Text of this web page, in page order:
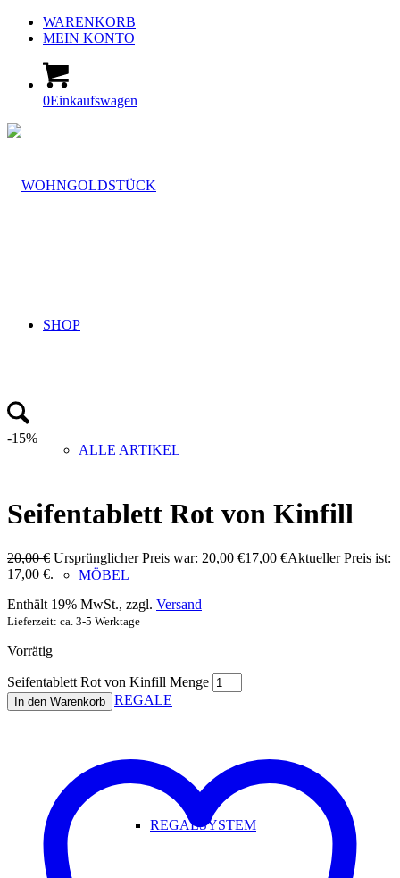
WARENKORB
MEIN KONTO
0Einkaufswagen
SHOP
ALLE ARTIKEL
MÖBEL
REGALE
REGALSYSTEM
-15%
Seifentablett Rot von Kinfill
20,00€ Ursprünglicher Preis war: 20,00 €17,00 €Aktueller Preis ist:
17,00 €.
Enthält 19% MwSt., zzgl. Versand
Lieferzeit: ca. 3-5 Werktage
Vorrätig
Seifentablett Rot von Kinfill Menge
In den Warenkorb